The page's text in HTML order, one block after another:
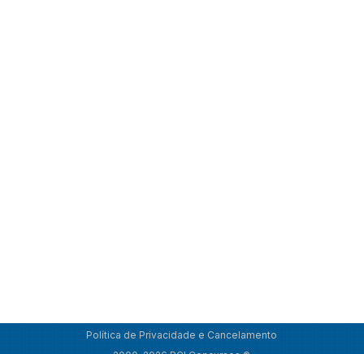
Política de Privacidade e Cancelamento